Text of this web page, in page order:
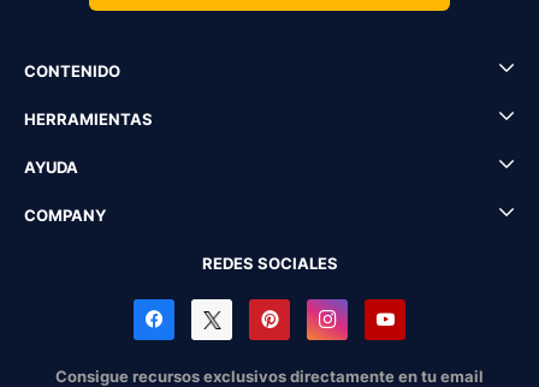
CONTENIDO
HERRAMIENTAS
AYUDA
COMPANY
REDES SOCIALES
Consigue recursos exclusivos directamente en tu email